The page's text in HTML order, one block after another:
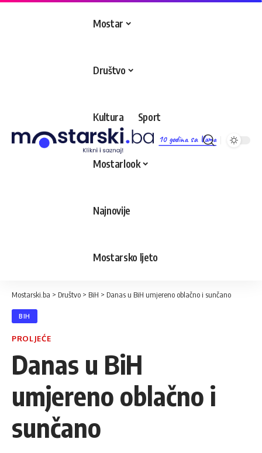
10 godina sa Vama
Mostar
Društvo
Kultura Sport
Mostarlook
Najnovije
Mostarsko ljeto
Mostarski.ba > Društvo > BiH > Danas u BiH umjereno oblačno i sunčano
BIH
PROLJEĆE
Danas u BiH
umjereno oblačno i
sunčano